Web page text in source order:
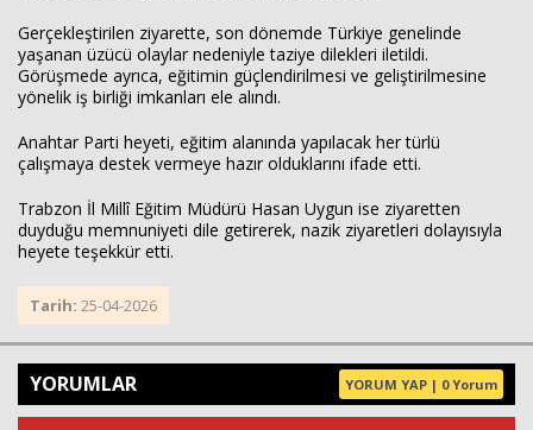
Gerçekleştirilen ziyarette, son dönemde Türkiye genelinde
yaşanan üzücü olaylar nedeniyle taziye dilekleri iletildi.
Görüşmede ayrıca, eğitimin güçlendirilmesi ve geliştirilmesine
yönelik iş birliği imkanları ele alındı.
Anahtar Parti heyeti, eğitim alanında yapılacak her türlü
çalışmaya destek vermeye hazır olduklarını ifade etti.
Trabzon İl Millî Eğitim Müdürü Hasan Uygun ise ziyaretten
duyduğu memnuniyeti dile getirerek, nazik ziyaretleri dolayısıyla
heyete teşekkür etti.
Tarih: 25-04-2026
YORUMLAR YORUM YAP | 0 Yorum